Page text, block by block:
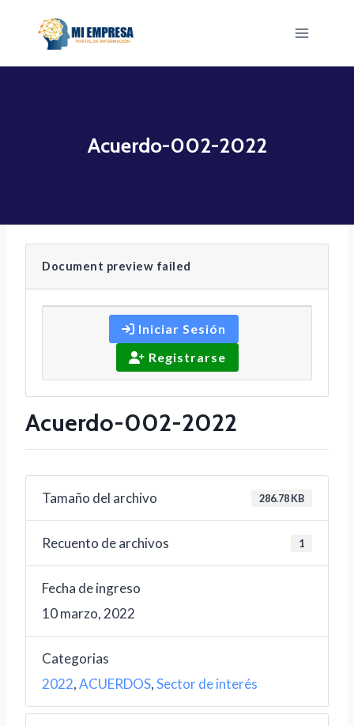
Acuerdo-002-2022
Document preview failed
Iniciar Sesión
Registrarse
Acuerdo-002-2022
Tamaño del archivo 286.78 KB
Recuento de archivos 1
Fecha de ingreso
10 marzo, 2022
Categorias
2022,ACUERDOS,Sector de interés